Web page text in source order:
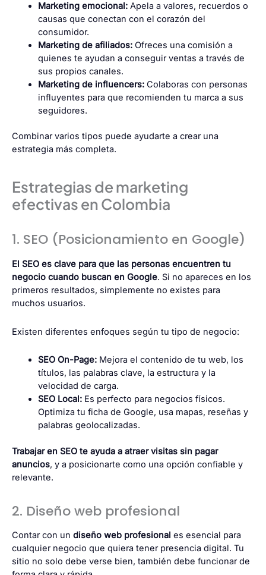
Marketing emocional:Apela a valores, recuerdos o
causas que conectan con el corazón del
consumidor.
Marketing de afiliados:Ofreces una comisión a
quienes te ayudan a conseguir ventas a través de
sus propios canales.
Marketing de influencers:Colaboras con personas
influyentes para que recomienden tu marca a sus
seguidores.
Combinar varios tipos puede ayudarte a crear una
estrategia más completa.
Estrategias de marketing
efectivas en Colombia
1. SEO (Posicionamiento en Google)
El SEO es clave para que las personas encuentren tu
negocio cuando buscan en Google. Si no apareces en los
primeros resultados, simplemente no existes para
muchos usuarios.
Existen diferentes enfoques según tu tipo de negocio:
SEO On-Page:Mejora el contenido de tu web, los
títulos, las palabras clave, la estructura y la
velocidad de carga.
SEO Local:Es perfecto para negocios físicos.
Optimiza tu ficha de Google, usa mapas, reseñas y
palabras geolocalizadas.
Trabajar en SEO te ayuda a atraer visitas sin pagar
anuncios, y a posicionarte como una opción confiable y
relevante.
2. Diseño web profesional
Contar con un diseño web profesional es esencial para
cualquier negocio que quiera tener presencia digital. Tu
sitio no solo debe verse bien, también debe funcionar de